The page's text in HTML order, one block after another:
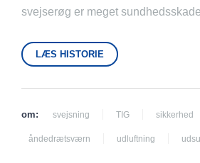
svejserøg er meget
LÆS HISTORIE
om: svejsning TIG sikkerhed
åndedrætsværn udluftning